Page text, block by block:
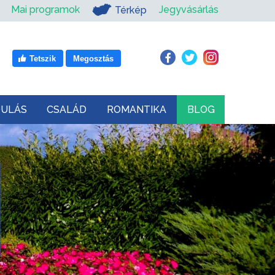
Mai programok Térkép Jegyvásárlás
Tetszik Megosztás
CSALÁD ROMANTIKA BLOG